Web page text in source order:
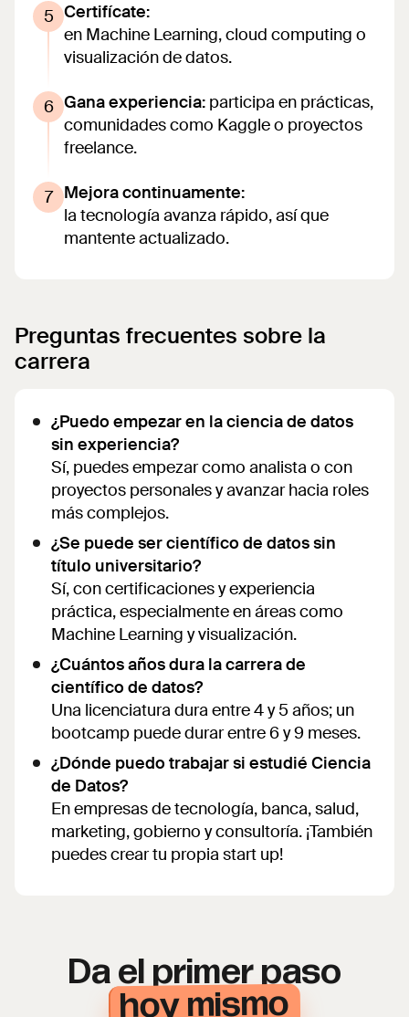
Certifícate:
en Machine Learning, cloud computing o
visualización de datos.
Gana experiencia: participa en prácticas,
comunidades como Kaggle o proyectos
freelance.
Mejora continuamente:
la tecnología avanza rápido, así que
mantente actualizado.
Preguntas frecuentes sobre la
carrera
¿Puedo empezar en la ciencia de datos
sin experiencia?
Sí, puedes empezar como analista o con
proyectos personales y avanzar hacia roles
más complejos.
¿Se puede ser científico de datos sin
título universitario?
Sí, con certificaciones y experiencia
práctica, especialmente en áreas como
Machine Learning y visualización.
¿Cuántos años dura la carrera de
científico de datos?
Una licenciatura dura entre 4 y 5 años; un
bootcamp puede durar entre 6 y 9 meses.
¿Dónde puedo trabajar si estudié Ciencia
de Datos?
En empresas de tecnología, banca, salud,
marketing, gobierno y consultoría. ¡También
puedes crear tu propia start up!
Da el primer paso
hoy mismo